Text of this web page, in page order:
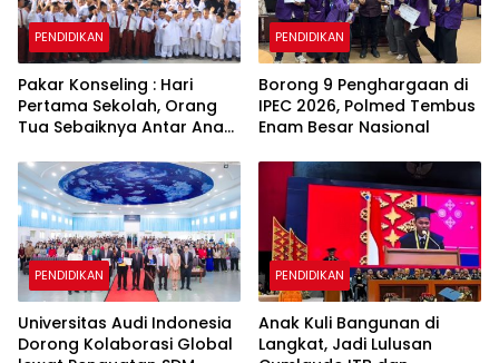
PENDIDIKAN
Pakar Konseling : Hari
Pertama Sekolah, Orang
Tua Sebaiknya Antar Anak
PENDIDIKAN
Borong 9 Penghargaan di
IPEC 2026, Polmed Tembus
Enam Besar Nasional
PENDIDIKAN
Universitas Audi Indonesia
Dorong Kolaborasi Global
PENDIDIKAN
Anak Kuli Bangunan di
Langkat, Jadi Lulusan